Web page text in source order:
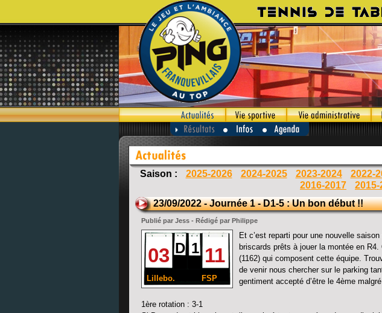
Saison : 2025-2026 2024-2025 2023-2024 2022-
2016-2017
2015-
23/09/2022 - Journée 1 - D1-5 : Un bon début !!
Publié par Jess - Rédigé par Philippe
D 1
03 11
Lillebo. FSP
Et c’est reparti pour une nouvelle
briscards prêts à jouer la montée en
(1162) qui composent cette équipe.
de venir nous chercher sur le parking
gentiment accepté d’être le 4ème
1ère rotation : 3-1